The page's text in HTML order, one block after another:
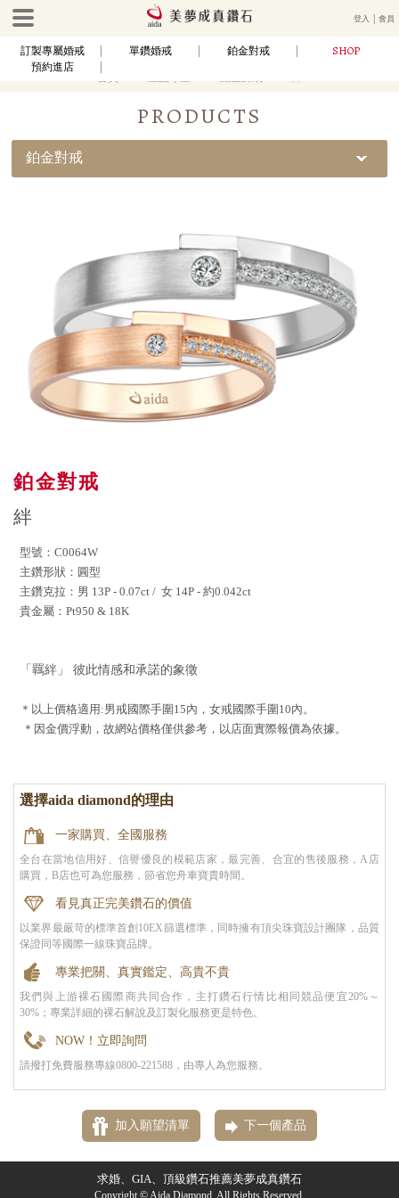
登入 │會員
訂製專屬婚戒 單鑽婚戒 鉑金對戒 SHOP
預約進店
首頁
PRODUCTS
鉑金對戒
鉑金對戒
絆
型號： C0064W
主鑽形狀：圓型
主鑽克拉：男 13P - 0.07ct / 女14P - 約0.042ct
貴金屬： Pt950 & 18K
「羈絆」 彼此情感和承諾的象徵
＊以上價格適用:男戒國際手圍15內，女戒國際手圍10內。
＊因金價浮動，故網站價格僅供參考，以店面實際報價為依據。
選擇aida diamond的理由
一家購買、全國服務
全台在當地信用好、信譽優良的模範店家，最完善、合宜的售後服務，A店
購買，B店也可為您服務，節省您舟車寶貴時間。
看見真正完美鑽石的價值
以業界最嚴苛的標準首創10EX篩選標準，同時擁有頂尖珠寶設計團隊，品質
保證同等國際一線珠寶品牌。
專業把關、真實鑑定、高貴不貴
我們與上游裸石國際商共同合作，主打鑽石行情比相同競品便宜20%～
30%；專業詳細的裸石解說及訂製化服務更是特色。
NOW！立即詢問
請撥打免費服務專線0800-221588，由專人為您服務。
加入願望清單 下一個產品
求婚、GIA、頂級鑽石推薦美夢成真鑽石